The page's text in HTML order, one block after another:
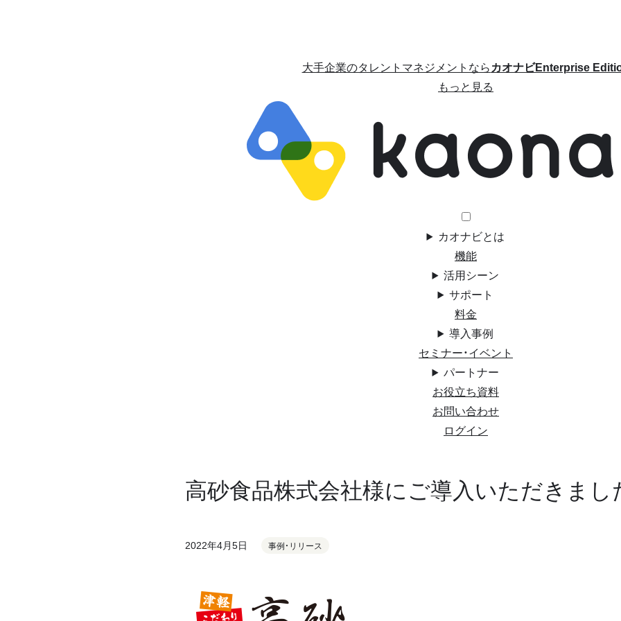
大手企業のタレントマネジメントならカオナビEnterprise
もっと見る
カオナビとは
機能
活用シーン
サポート
料金
導入事例
セミナー・イベント
パートナー
お役立ち資料
お問い合わせ
ログイン
高砂食品株式会社様にご導入いただきまし
2022年4月5日 事例・リリース